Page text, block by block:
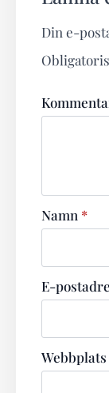
Din e-
Namn *
E-
Webbplats